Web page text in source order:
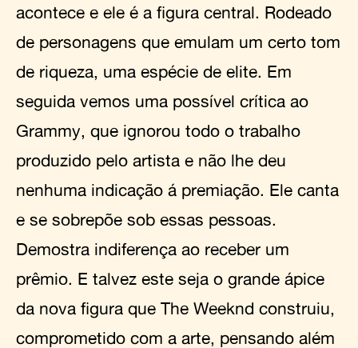
acontece e ele é a figura central. Rodeado
de personagens que emulam um certo tom
de riqueza, uma espécie de elite. Em
seguida vemos uma possível crítica ao
Grammy, que ignorou todo o trabalho
produzido pelo artista e não lhe deu
nenhuma indicação á premiação. Ele canta
e se sobrepõe sob essas pessoas.
Demostra indiferença ao receber um
prêmio. E talvez este seja o grande ápice
da nova figura que The Weeknd construiu,
comprometido com a arte, pensando além